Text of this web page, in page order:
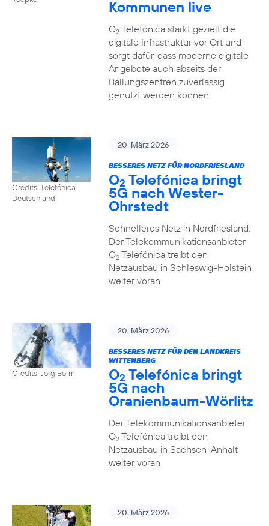
Kommunen live
O2Telefónica stärkt gezielt die
digitale Infrastruktur vor Ort und
sorgt dafür, dass moderne digitale
Angebote auch abseits der
Ballungszentren zuverlässig
genutzt werden können
Credits: Telefónica
Deutschland
20. März 2026
BESSERES NETZ FÜR NORDFRIESLAND
O2 Telefónica bringt
5G nach Wester-
Ohrstedt
Schnelleres Netz in Nordfriesland:
Der Telekommunikationsanbieter
O2Telefónica treibt den
Netzausbau in Schleswig-Holstein
weiter voran
Credits: Jörg Borm
20. März 2026
BESSERES NETZ FÜR DEN LANDKREIS
WITTENBERG
O2 Telefónica bringt
5G nach
Oranienbaum-Wörlitz
Der Telekommunikationsanbieter
O2Telefónica treibt den
Netzausbau in Sachsen-Anhalt
weiter voran
20. März 2026